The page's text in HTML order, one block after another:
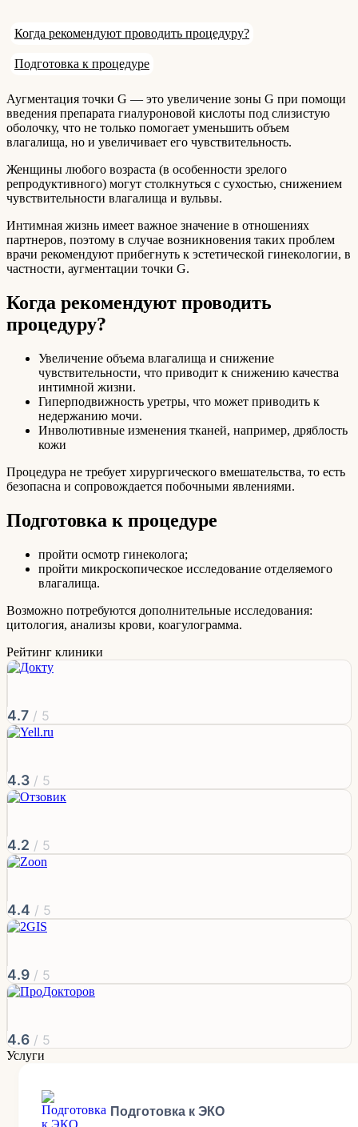
Когда рекомендуют проводить процедуру?
Подготовка к процедуре
Аугментация точки G — это увеличение зоны G при помощи
введения препарата гиалуроновой кислоты под слизистую
оболочку, что не только помогает уменьшить объем
влагалища, но и увеличивает его чувствительность.
Женщины любого возраста (в особенности зрелого
репродуктивного) могут столкнуться с сухостью, снижением
чувствительности влагалища и вульвы.
Интимная жизнь имеет важное значение в отношениях
партнеров, поэтому в случае возникновения таких проблем
врачи рекомендуют прибегнуть к эстетической гинекологии, в
частности, аугментации точки G.
Когда рекомендуют проводить
процедуру?
Увеличение объема влагалища и снижение
чувствительности, что приводит к снижению качества
интимной жизни.
Гиперподвижность уретры, что может приводить к
недержанию мочи.
Инволютивные изменения тканей, например, дряблость
кожи
Процедура не требует хирургического вмешательства, то есть
безопасна и сопровождается побочными явлениями.
Подготовка к процедуре
пройти осмотр гинеколога;
пройти микроскопическое исследование отделяемого
влагалища.
Возможно потребуются дополнительные исследования:
цитология, анализы крови, коагулограмма.
Рейтинг клиники
4.7 / 5
4.3 / 5
4.2 / 5
4.4 / 5
4.9 / 5
4.6 / 5
Услуги
Подготовка к ЭКО